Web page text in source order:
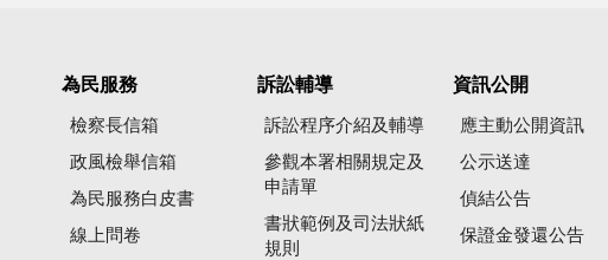
為民服務
檢察長信箱
政風檢舉信箱
為民服務白皮書
線上問卷
訴訟輔導
訴訟程序介紹及輔導
參觀本署相關規定及
申請單
書狀範例及司法狀紙
規則
資訊公開
應主動公開資訊
公示送達
偵結公告
保證金發還公告